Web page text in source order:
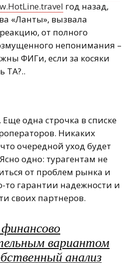
год назад,
«Ланты», вызвала
от полного
непонимания –
ФИГи, если за косяки
ТА?..
одна строчка в списке
Никаких
очередной уход будет
одно: турагентам не
от проблем рынка и
то гарантии надежности и
своих партнеров.
вариантом
анализ